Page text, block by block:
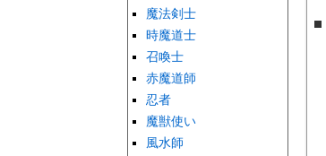
魔法剣士
時魔道士
召喚士
赤魔道師
忍者
魔獣使い
風水師